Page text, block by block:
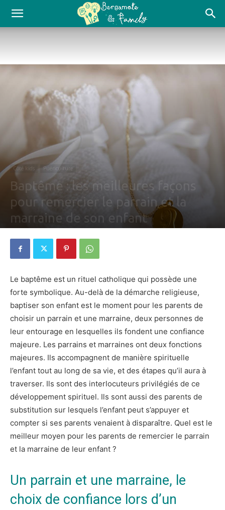
Côté kids Puériculture
Baptême : les meilleures façons
pour remercier le parrain et la
marraine de son enfant
Le baptême est un rituel catholique qui possède une
forte symbolique. Au-delà de la démarche religieuse,
baptiser son enfant est le moment pour les parents de
choisir un parrain et une marraine, deux personnes de
leur entourage en lesquelles ils fondent une confiance
majeure. Les parrains et marraines ont deux fonctions
majeures. Ils accompagnent de manière spirituelle
l’enfant tout au long de sa vie, et des étapes qu’il aura à
traverser. Ils sont des interlocuteurs privilégiés de ce
développement spirituel. Ils sont aussi des parents de
substitution sur lesquels l’enfant peut s’appuyer et
compter si ses parents venaient à disparaître. Quel est le
meilleur moyen pour les parents de remercier le parrain
et la marraine de leur enfant ?
Un parrain et une marraine, le
choix de confiance lors d’un